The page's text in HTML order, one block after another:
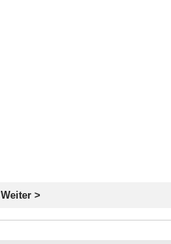
Weiter >